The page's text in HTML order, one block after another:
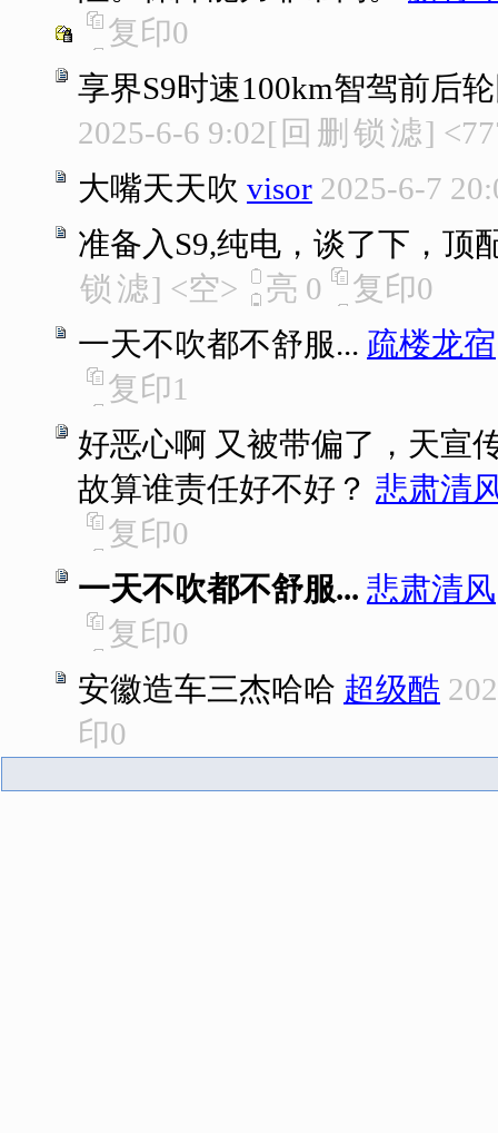
复印0
享界S9时速100km智驾前后
2025-6-6 9:02[ 回 删 锁 滤]
大嘴天天吹 visor 2025-6-7
准备入S9,纯电，谈了下，顶
锁 滤] <空> 亮 0 复印0
一天不吹都不舒服... 疏楼龙宿
复印1
好恶心啊 又被带偏了，天宣
故算谁责任好不好？ 悲肃清
复印0
一天不吹都不舒服... 悲肃清风
复印0
安徽造车三杰哈哈 超级酷
印0